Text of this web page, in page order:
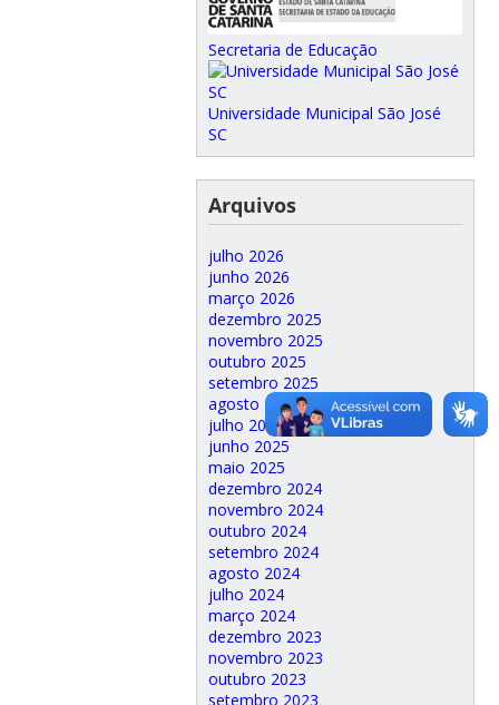
Secretaria de Educação
Universidade Municipal São José
SC
Arquivos
julho 2026
junho 2026
março 2026
dezembro 2025
novembro 2025
outubro 2025
setembro 2025
agosto 2025
julho 2025
junho 2025
maio 2025
dezembro 2024
novembro 2024
outubro 2024
setembro 2024
agosto 2024
julho 2024
março 2024
dezembro 2023
novembro 2023
outubro 2023
setembro 2023